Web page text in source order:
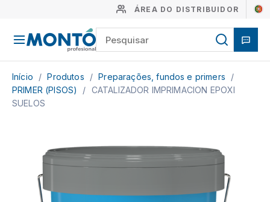
ÁREA DO DISTRIBUIDOR
Início / Produtos / Preparações, fundos e primers
/
PRIMER (PISOS)
/ CATALIZADOR IMPRIMACION EPOXI
SUELOS